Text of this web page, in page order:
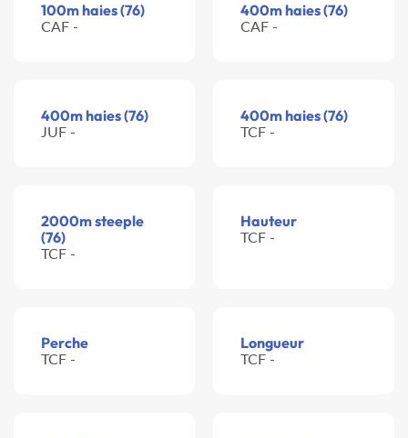
100m haies (76)
CAF -
400m haies (76)
CAF -
400m haies (76)
JUF -
400m haies (76)
TCF -
2000m steeple
(76)
TCF -
Hauteur
TCF -
Perche
TCF -
Longueur
TCF -